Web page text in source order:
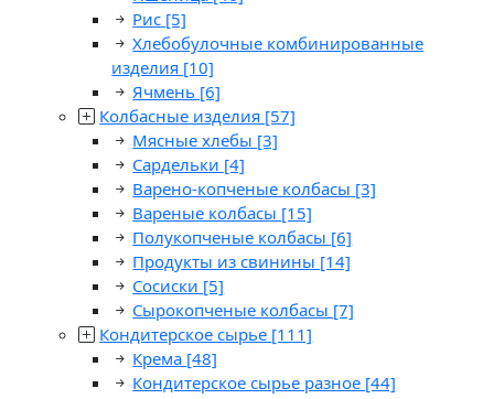
Рис [5]
Хлебобулочные комбинированные
изделия [10]
Ячмень [6]
Колбасные изделия [57]
Мясные хлебы [3]
Сардельки [4]
Варено-копченые колбасы [3]
Вареные колбасы [15]
Полукопченые колбасы [6]
Продукты из свинины [14]
Сосиски [5]
Сырокопченые колбасы [7]
Кондитерское сырье [111]
Крема [48]
Кондитерское сырье разное [44]